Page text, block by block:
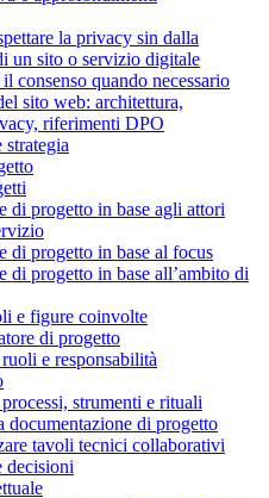
la privacy sin dalla
un sito o servizio digitale
consenso quando necessario
sito web: architettura,
riferimenti DPO
di progetto in base agli attori
di progetto in base al focus
di progetto in base all’ambito di
e figure coinvolte
di progetto
e responsabilità
strumenti e rituali
documentazione di progetto
tavoli tecnici collaborativi
decisioni